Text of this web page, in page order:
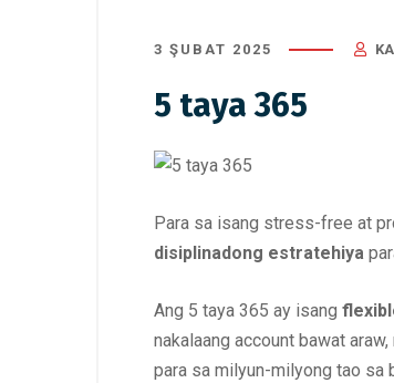
3 ŞUBAT 2025
5 taya 365
Para sa isang stress-free at
disiplinadong estratehiya
Ang 5 taya 365 ay isang
nakalaang account bawat
para sa milyun-milyong tao sa